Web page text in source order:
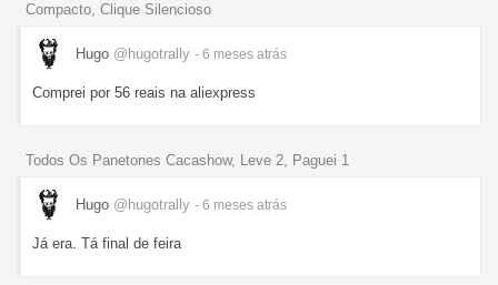
Compacto, Clique Silencioso
Hugo @hugotrally - 6 meses atrás
Comprei por 56 reais na aliexpress
Todos Os Panetones Cacashow, Leve 2, Paguei 1
Hugo @hugotrally - 6 meses atrás
Já era. Tá final de feira